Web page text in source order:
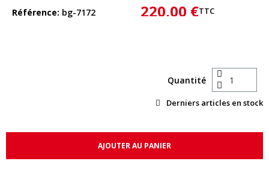
Référence bg-7172 220,00 €TTC
Quantité
Derniers articles en stock
AJOUTER AU PANIER